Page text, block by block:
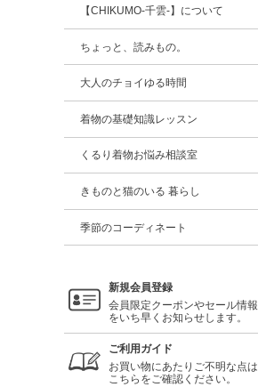
【CHIKUMO-千雲-】について
ちょっと、読みもの。
大人のチョイゆる時間
着物の基礎知識レッスン
くるり着物お悩み相談室
きものと猫のいる 暮らし
季節のコーディネート
新規会員登録
会員限定クーポンやセール情報
をいち早くお知らせします。
ご利用ガイド
お買い物にあたりご不明な点は
こちらをご確認ください。